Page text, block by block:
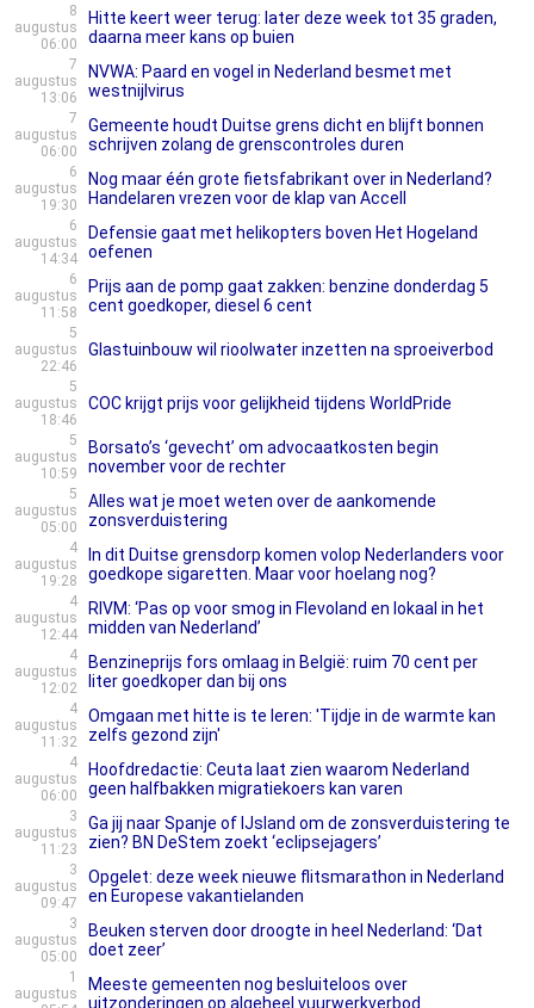
8
augustus
06:00
Hitte keert weer terug: later deze week tot 35 graden,
daarna meer kans op buien
7
augustus
13:06
NVWA: Paard en vogel in Nederland besmet met
westnijlvirus
7
augustus
06:00
Gemeente houdt Duitse grens dicht en blijft bonnen
schrijven zolang de grenscontroles duren
6
augustus
19:30
Nog maar één grote fietsfabrikant over in Nederland?
Handelaren vrezen voor de klap van Accell
6
augustus
14:34
Defensie gaat met helikopters boven Het Hogeland
oefenen
6
augustus
11:58
Prijs aan de pomp gaat zakken: benzine donderdag 5
cent goedkoper, diesel 6 cent
5
augustus
22:46
Glastuinbouw wil rioolwater inzetten na sproeiverbod
5
augustus
18:46
COC krijgt prijs voor gelijkheid tijdens WorldPride
5
augustus
10:59
Borsato’s ‘gevecht’ om advocaatkosten begin
november voor de rechter
5
augustus
05:00
Alles wat je moet weten over de aankomende
zonsverduistering
4
augustus
19:28
In dit Duitse grensdorp komen volop Nederlanders voor
goedkope sigaretten. Maar voor hoelang nog?
4
augustus
12:44
RIVM: ‘Pas op voor smog in Flevoland en lokaal in het
midden van Nederland’
4
augustus
12:02
Benzineprijs fors omlaag in België: ruim 70 cent per
liter goedkoper dan bij ons
4
augustus
11:32
Omgaan met hitte is te leren: 'Tijdje in de warmte kan
zelfs gezond zijn'
4
augustus
06:00
Hoofdredactie: Ceuta laat zien waarom Nederland
geen halfbakken migratiekoers kan varen
3
augustus
11:23
Ga jij naar Spanje of IJsland om de zonsverduistering te
zien? BN DeStem zoekt ‘eclipsejagers’
3
augustus
09:47
Opgelet: deze week nieuwe flitsmarathon in Nederland
en Europese vakantielanden
3
augustus
05:00
Beuken sterven door droogte in heel Nederland: ‘Dat
doet zeer’
1
augustus
Meeste gemeenten nog besluiteloos over
uitzonderingen op algeheel vuurwerkverbod